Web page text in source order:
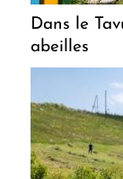
Dans le
abeilles